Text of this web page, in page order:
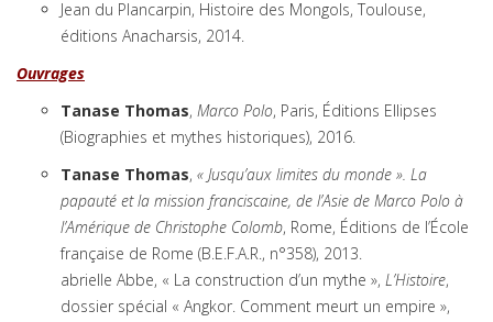
Jean du Plancarpin, Histoire des Mongols, Toulouse,
éditions Anacharsis, 2014.
Ouvrages
Tanase Thomas, Marco Polo, Paris, Éditions Ellipses
(Biographies et mythes historiques), 2016.
Tanase Thomas, « Jusqu’aux limites du monde ». La
papauté et la mission franciscaine, de l’Asie de Marco Polo à
l’Amérique de Christophe Colomb, Rome, Éditions de l’École
française de Rome (B.E.F.A.R., n°358), 2013.
abrielle Abbe, « La construction d’un mythe », L’Histoire,
dossier spécial « Angkor. Comment meurt un empire »,